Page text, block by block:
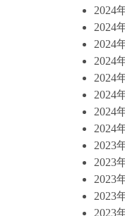
2024
2024
2024
2024
2024
2024
2024
2024
2023
2023
2023
2023
2023